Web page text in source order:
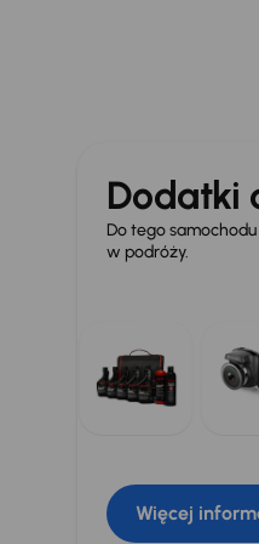
Dodatki
Do tego
w podróży.
Więcej